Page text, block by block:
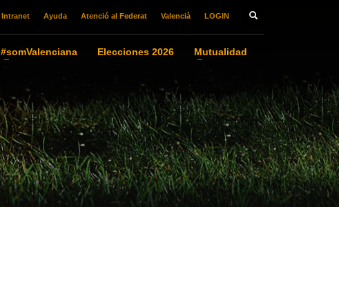
Intranet Ayuda Atenció al Federat Valencià LOGIN
#somValenciana Elecciones 2026
Mutualidad